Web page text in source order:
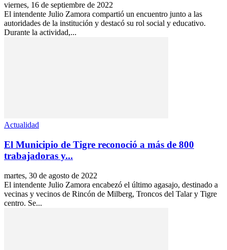
viernes, 16 de septiembre de 2022
El intendente Julio Zamora compartió un encuentro junto a las
autoridades de la institución y destacó su rol social y educativo.
Durante la actividad,...
Actualidad
El Municipio de Tigre reconoció a más de 800
trabajadoras y...
martes, 30 de agosto de 2022
El intendente Julio Zamora encabezó el último agasajo, destinado a
vecinas y vecinos de Rincón de Milberg, Troncos del Talar y Tigre
centro. Se...